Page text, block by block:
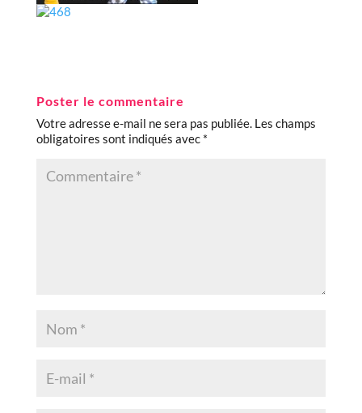
Poster le commentaire
Votre adresse e-mail ne sera pas publiée. Les champs
obligatoires sont indiqués avec *